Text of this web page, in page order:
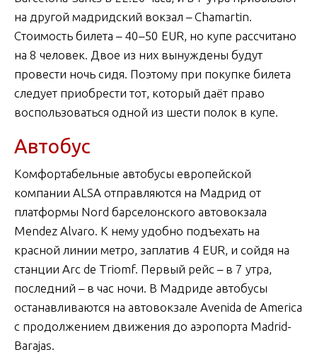
на другой мадридский вокзал – Chamartin.
Стоимость билета – 40–50 EUR, но купе рассчитано
на 8 человек. Двое из них вынуждены будут
провести ночь сидя. Поэтому при покупке билета
следует приобрести тот, который даёт право
воспользоваться одной из шести полок в купе.
Автобус
Комфортабельные автобусы европейской
компании ALSA отправляются на Мадрид от
платформы Nord барселонского автовокзала
Mendez Alvaro. К нему удобно подъехать на
красной линии метро, заплатив 4 EUR, и сойдя на
станции Arc de Triomf. Первый рейс – в 7 утра,
последний – в час ночи. В Мадриде автобусы
останавливаются на автовокзале Avenida de America
с продолжением движения до аэропорта Madrid-
Barajas.